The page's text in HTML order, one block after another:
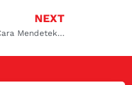
NEXT
Bagaimana Cara Mendeteksi Kebocoran pada AC Mobil